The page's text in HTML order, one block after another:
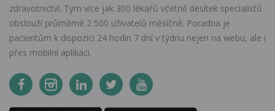
zdravotnictví. Tým více jak 300 lékařů včetně desítek specialistů
obslouží průměrně 2 500 uživatelů měsíčně. Poradna je
pacientům k dispozici 24 hodin 7 dní v týdnu nejen na webu, ale i
přes mobilní aplikaci.